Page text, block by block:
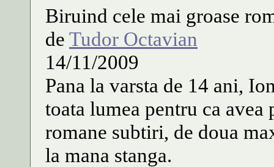
Biruind cele mai groase
de Tudor Octavian
14/11/2009
Pana la varsta de 14 ani,
toata lumea pentru ca
romane subtiri, de doua
la mana stanga.